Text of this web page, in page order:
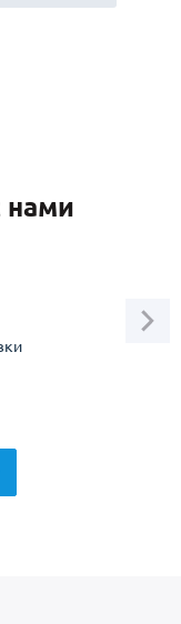
нами